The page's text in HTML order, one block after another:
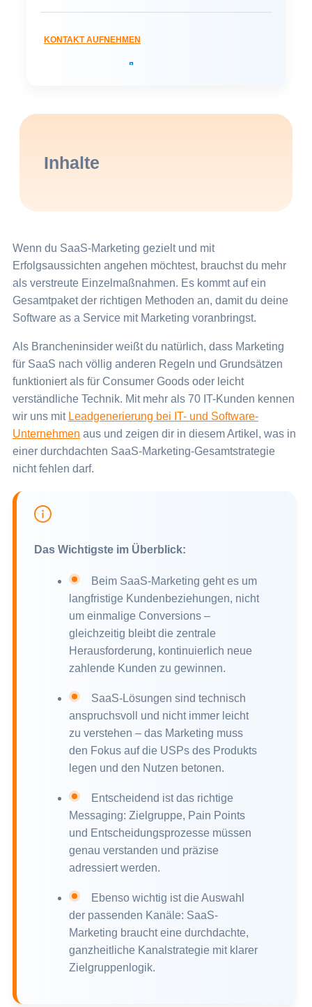
KONTAKT AUFNEHMEN
Inhalte
Wenn du SaaS-Marketing gezielt und mit
Erfolgsaussichten angehen möchtest, brauchst du mehr
als verstreute Einzelmaßnahmen. Es kommt auf ein
Gesamtpaket der richtigen Methoden an, damit du deine
Software as a Service mit Marketing voranbringst.
Als Brancheninsider weißt du natürlich, dass Marketing
für SaaS nach völlig anderen Regeln und Grundsätzen
funktioniert als für Consumer Goods oder leicht
verständliche Technik. Mit mehr als 70 IT-Kunden kennen
wir uns mit Leadgenerierung bei IT- und Software-
Unternehmen aus und zeigen dir in diesem Artikel, was in
einer durchdachten SaaS-Marketing-Gesamtstrategie
nicht fehlen darf.
Das Wichtigste im Überblick:
Beim SaaS-Marketing geht es um
langfristige Kundenbeziehungen, nicht
um einmalige Conversions –
gleichzeitig bleibt die zentrale
Herausforderung, kontinuierlich neue
zahlende Kunden zu gewinnen.
SaaS-Lösungen sind technisch
anspruchsvoll und nicht immer leicht
zu verstehen – das Marketing muss
den Fokus auf die USPs des Produkts
legen und den Nutzen betonen.
Entscheidend ist das richtige
Messaging: Zielgruppe, Pain Points
und Entscheidungsprozesse müssen
genau verstanden und präzise
adressiert werden.
Ebenso wichtig ist die Auswahl
der passenden Kanäle: SaaS-
Marketing braucht eine durchdachte,
ganzheitliche Kanalstrategie mit klarer
Zielgruppenlogik.